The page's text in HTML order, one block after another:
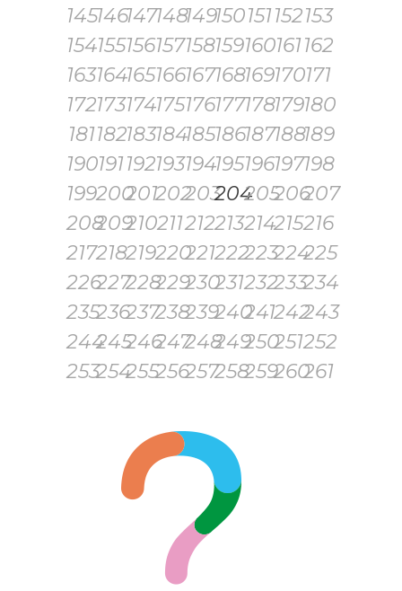
145146147148149150151152153
154155156157158159160161162
163164165166167168169170171
172173174175176177178179180
181182183184185186187188189
190191192193194195196197198
199200201202203204205206207
208209210211212213214215216
217218219220221222223224225
226227228229230231232233234
235236237238239240241242243
244245246247248249250251252
253254255256257258259260261